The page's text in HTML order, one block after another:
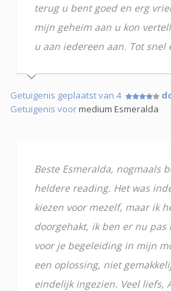
terug u bent goed en erg
mijn geheim aan u kon
u aan iedereen aan. Tot snel
Getuigenis geplaatst van 4
Getuigenis voormedium Esmeralda
Beste Esmeralda, nogmaals
heldere reading. Het was
kiezen voor mezelf, maar ik
doorgehakt, ik ben er nu pas
voor je begeleiding in mijn
een oplossing, niet
eindelijk ingezien. Veel liefs,